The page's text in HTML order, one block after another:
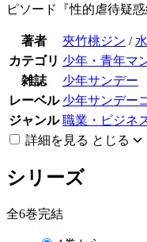
ピソード『性的虐待疑
著者 夾竹桃ジン /
カテゴリ 少年・青年マ
雑誌
少年サンデー
レーベル 少年サンデー
ジャンル 職業・ビジネ
詳細を見る とじる
シリーズ
全6巻完結